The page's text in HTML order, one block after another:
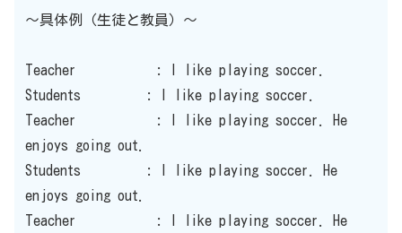
〜具体例（生徒と教員）〜
Teacher : I like playing soccer.
Students : I like playing soccer.
Teacher : I like playing soccer. He
enjoys going out.
Students : I like playing soccer. He
enjoys going out.
Teacher : I like playing soccer. He